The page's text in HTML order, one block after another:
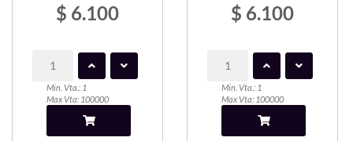
$ 6.100
Min. Vta.: 1
Max Vta: 100000
$ 6.100
Min. Vta.: 1
Max Vta: 100000